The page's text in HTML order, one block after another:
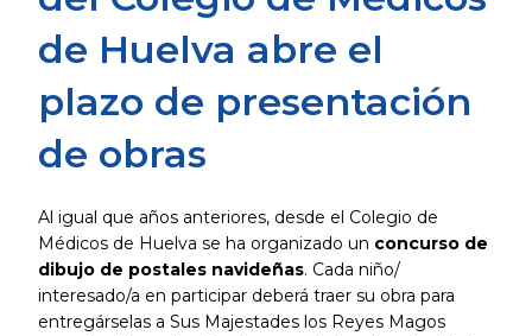
de Huelva abre el
plazo de presentación
de obras
Al igual que años anteriores, desde el Colegio de
Médicos de Huelva se ha organizado un concurso de
dibujo de postales navideñas. Cada niño/
interesado/a en participar deberá traer su obra para
entregárselas a Sus Majestades los Reyes Magos